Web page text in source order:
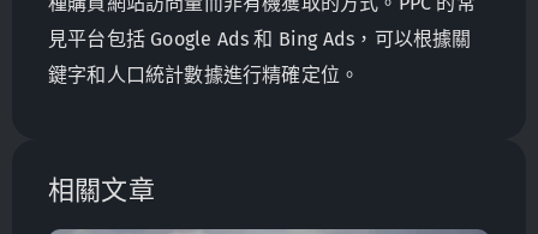
見平台包括 Google Ads 和 Bing Ads，可以根據關
鍵字和人口統計數據進行精確定位。
相關文章